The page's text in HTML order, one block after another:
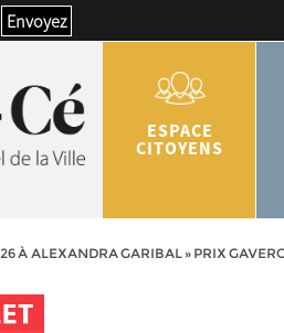
Envoyez
ESPACE
CITOYENS
À ALEXANDRA GARIBAL» PRIX